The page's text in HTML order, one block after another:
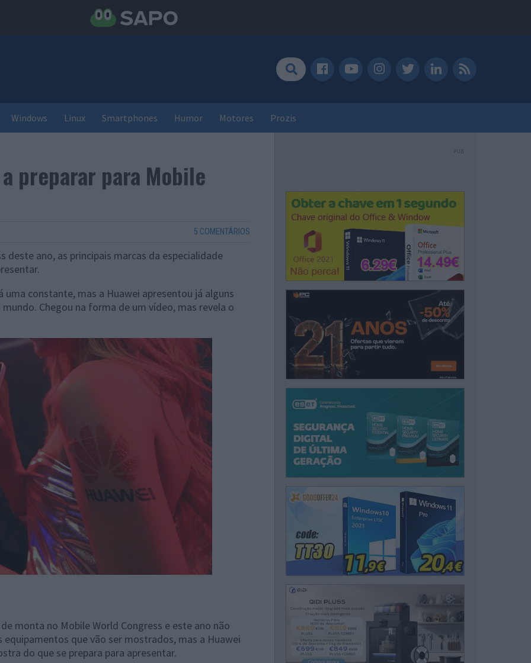
Windows Linux Smartphones Humor Motores Prozis
preparar para Mobile
5 COMENTÁRIOS
deste ano, as principais marcas da especialidade
constante, mas a Huawei apresentou já alguns
Chegou na forma de um vídeo, mas revela o
monta no Mobile World Congress e este ano não
que vão ser mostrados, mas a Huawei
do que se prepara para apresentar.
PUB